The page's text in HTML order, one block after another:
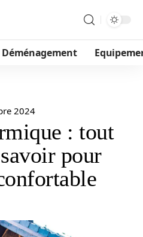
Déménagement
2024
: tout
pour